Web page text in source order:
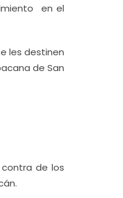
en el
les destinen
de San
contra de los